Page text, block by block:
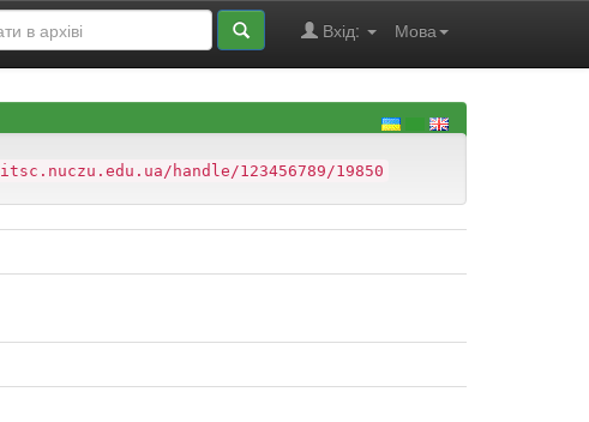
Мова
Вхід:
handle/123456789/19850